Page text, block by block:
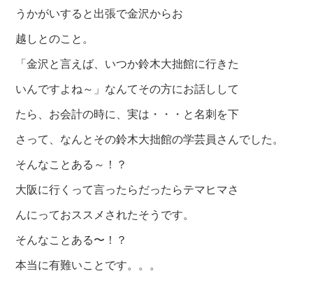
うかがいすると出張で金沢からお
越しとのこと。
「金沢と言えば、いつか鈴木大拙館に行きた
いんですよね～」なんてその方にお話しして
たら、 お会計の時に、実は・・・と名刺を下
さって、なんとその鈴木大拙館の学芸員さんでした。
そんなことある～！？
大阪に行くって言ったらだったらテマヒマさ
んにっておススメされたそうです。
そんなことある〜！？
本当に有難いことです。。。